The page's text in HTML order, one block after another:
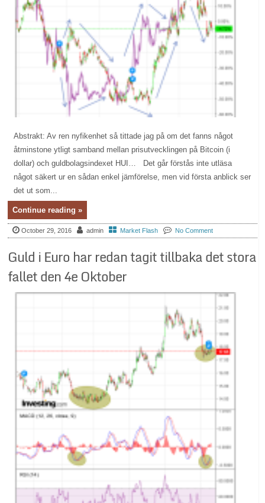
Abstrakt: Av ren nyfikenhet så tittade jag på om det fanns något
åtminstone ytligt samband mellan prisutvecklingen på Bitcoin (i
dollar) och guldbolagsindexet HUI… Det går förstås inte utläsa
något säkert ur en sådan enkel jämförelse, men vid första anblick ser
det ut som...
Continue reading »
October 29, 2016 admin Market Flash No Comment
Guld i Euro har redan tagit tillbaka det stora
fallet den 4e Oktober